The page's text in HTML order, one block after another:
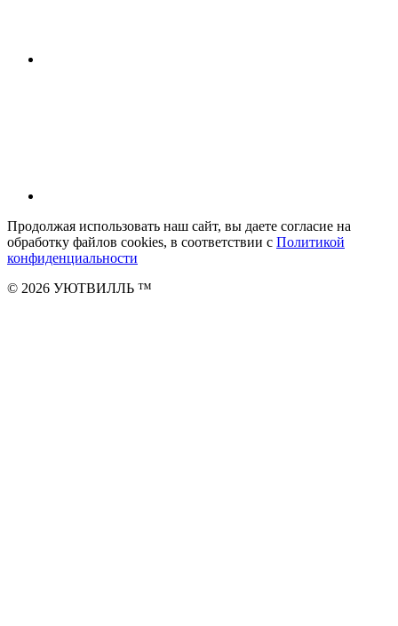
Продолжая использовать наш сайт, вы даете согласие на
обработку файлов cookies, в соответствии с Политикой
конфиденциальности
© 2026 УЮТВИЛЛЬ ™